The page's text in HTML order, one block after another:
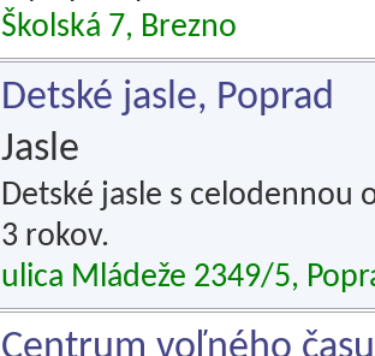
Školská 7, Brezno
Detské jasle, Poprad
Jasle
Detské jasle s
3 rokov.
ulica Mládeže 2349/5,